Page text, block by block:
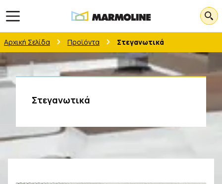
Open main menu
Αρχική Σελίδα Προϊόντα Στεγανωτικά
Στεγανωτικά